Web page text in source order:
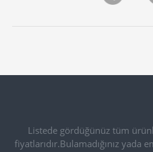
Listede gördüğünüz tüm
fiyatlarıdır.Bulamadığınız yada